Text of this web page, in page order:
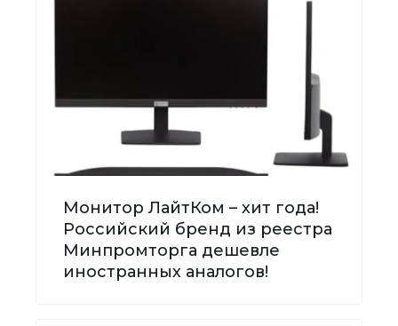
Монитор ЛайтКом – хит года!
Российский бренд из реестра
Минпромторга дешевле
иностранных аналогов!